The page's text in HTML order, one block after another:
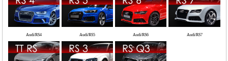
Audi/RS4 Audi/RS5 Audi/RS6 Audi/RS7